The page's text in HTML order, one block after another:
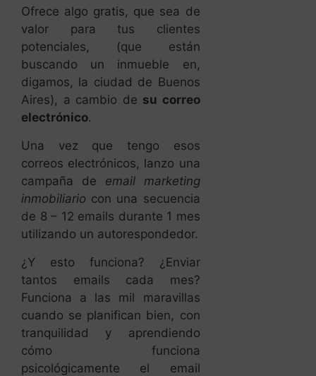
Ofrece algo gratis, que sea de
valor para tus clientes
potenciales, (que están
buscando un inmueble en,
digamos, la ciudad de Buenos
Aires), a cambio de su correo
electrónico.
Una vez que tengo esos
correos electrónicos, lanzo una
campaña de email marketing
inmobiliario con una secuencia
de 8 – 12 emails durante 1 mes
utilizando un autorespondedor.
¿Y esto funciona? ¿Enviar
tantos emails cada mes?
Funciona a las mil maravillas
cuando se planifican bien, con
tranquilidad y aprendiendo
cómo funciona
psicológicamente el email